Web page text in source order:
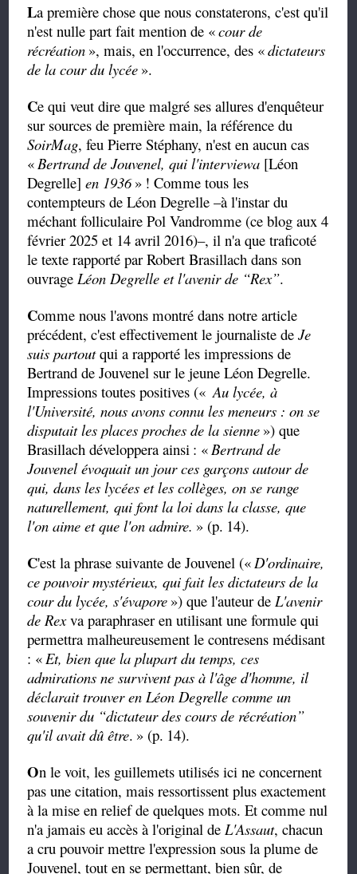
La première chose que nous constaterons, c'est qu'il
n'est nulle part fait mention de «cour de
récréation », mais, en l'occurrence, des «dictateurs
de la cour du lycée ».
Ce qui veut dire que malgré ses allures d'enquêteur
sur sources de première main, la référence du
SoirMag, feu Pierre Stéphany, n'est en aucun cas
«Bertrand de Jouvenel, qui l'interviewa [Léon
Degrelle] en 1936» ! Comme tous les
contempteurs de Léon Degrelle –à l'instar du
méchant folliculaire Pol Vandromme (ce blog aux 4
février 2025 et 14 avril 2016)–, il n'a que traficoté
le texte rapporté par Robert Brasillach dans son
ouvrageLéon Degrelle et l'avenir de “Rex”.
Comme nous l'avons montré dans notre article
précédent, c'est effectivement le journaliste deJe
suis partoutqui a rapporté les impressions de
Bertrand de Jouvenel sur le jeune Léon Degrelle.
Impressions toutes positives (« Au lycée, à
l'Université, nous avons connu les meneurs : on se
disputait les places proches de la sienne ») que
Brasillach développera ainsi : «Bertrand de
Jouvenel évoquait un jour ces garçons autour de
qui, dans les lycées et les collèges, on se range
naturellement, qui font la loi dans la classe, que
l'on aime et que l'on admire. » (p. 14).
C'est la phrase suivante de Jouvenel («D'ordinaire,
ce pouvoir mystérieux, qui fait les dictateurs de la
cour du lycée, s'évapore ») que l'auteur deL'avenir
de Rexva paraphraser en utilisant une formule qui
permettra malheureusement le contresens médisant
: «Et, bien que la plupart du temps, ces
admirations ne survivent pas à l'âge d'homme, il
déclarait trouver en Léon Degrelle comme un
souvenir du “dictateur des cours de récréation”
qu'il avait dû être. » (p. 14).
On le voit, les guillemets utilisés ici ne concernent
pas une citation, mais ressortissent plus exactement
à la mise en relief de quelques mots. Et comme nul
n'a jamais eu accès à l'original deL'Assaut, chacun
a cru pouvoir mettre l'expression sous la plume de
Jouvenel, tout en se permettant, bien sûr, de